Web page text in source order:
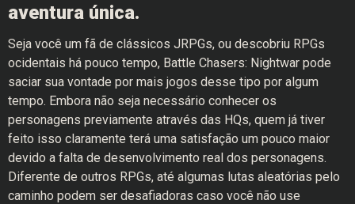
aventura única.
Seja você um fã de clássicos JRPGs, ou descobriu RPGs
ocidentais há pouco tempo, Battle Chasers: Nightwar pode
saciar sua vontade por mais jogos desse tipo por algum
tempo. Embora não seja necessário conhecer os
personagens previamente através das HQs, quem já tiver
feito isso claramente terá uma satisfação um pouco maior
devido a falta de desenvolvimento real dos personagens.
Diferente de outros RPGs, até algumas lutas aleatórias pelo
caminho podem ser desafiadoras caso você não use